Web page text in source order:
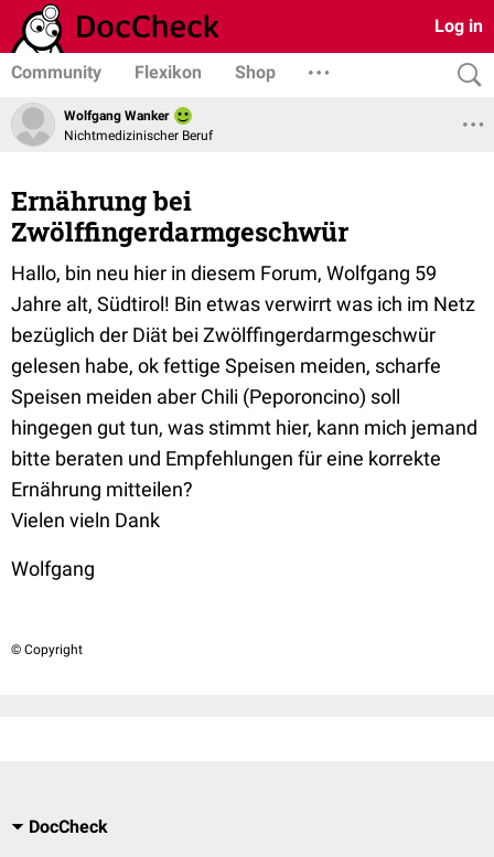
Log in
Community Flexikon Shop
Wolfgang Wanker
Nichtmedizinischer Beruf
Ernährung bei
Zwölffingerdarmgeschwür
Hallo, bin neu hier in diesem Forum, Wolfgang 59
Jahre alt, Südtirol! Bin etwas verwirrt was ich im Netz
bezüglich der Diät bei Zwölffingerdarmgeschwür
gelesen habe, ok fettige Speisen meiden, scharfe
Speisen meiden aber Chili (Peporoncino) soll
hingegen gut tun, was stimmt hier, kann mich jemand
bitte beraten und Empfehlungen für eine korrekte
Ernährung mitteilen?
Vielen vieln Dank
Wolfgang
© Copyright
DocCheck